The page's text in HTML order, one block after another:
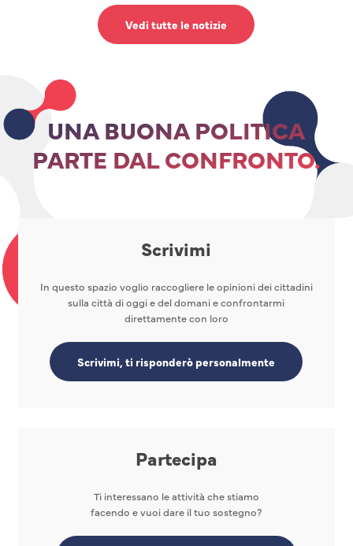
Vedi tutte le notizie
UNA BUONA POLITICA
PARTE DAL CONFRONTO.
Scrivimi
In questo spazio voglio raccogliere le opinioni dei cittadini
sulla città di oggi e del domani e confrontarmi
direttamente con loro
Scrivimi, ti risponderò personalmente
Partecipa
Ti interessano le attività che stiamo
facendo e vuoi dare il tuo sostegno?